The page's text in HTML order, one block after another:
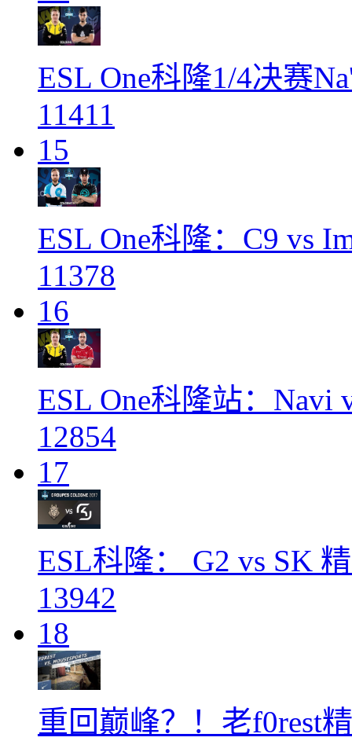
ESL One科隆1/4决赛
11411
15
ESL One科隆：C9 vs
11378
16
ESL One科隆站：Navi
12854
17
ESL科隆： G2 vs SK
13942
18
重回巅峰？！老f0rest